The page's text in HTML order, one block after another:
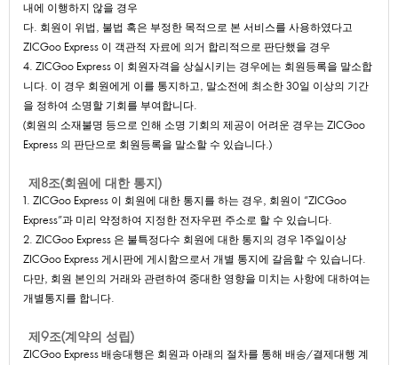
내에이행하지않을경우
다.회원이위법,불법혹은부정한목적으로본서비스를사용하였다고
ZICGooExpress이객관적자료에의거합리적으로판단했을경우
4.ZICGooExpress이회원자격을상실시키는경우에는회원등록을말소합
니다.이경우회원에게이를통지하고,말소전에최소한30일이상의기간
을정하여소명할기회를부여합니다.
(회원의소재불명등으로인해소명기회의제공이어려운경우는ZICGoo
Express의판단으로회원등록을말소할수있습니다.)
제8조(회원에대한통지)
1.ZICGooExpress이회원에대한통지를하는경우,회원이"ZICGoo
Express"과미리약정하여지정한전자우편주소로할수있습니다.
2.ZICGooExpress은불특정다수회원에대한통지의경우1주일이상
ZICGooExpress게시판에게시함으로서개별통지에갈음할수있습니다.
다만,회원본인의거래와관련하여중대한영향을미치는사항에대하여는
개별통지를합니다.
제9조(계약의성립)
ZICGooExpress배송대행은회원과아래의절차를통해배송/결제대행계